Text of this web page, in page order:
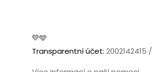
💛🩵
Transparentní účet: 2002142415